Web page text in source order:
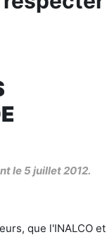
le 5 juillet 2012.
que l'INALCO